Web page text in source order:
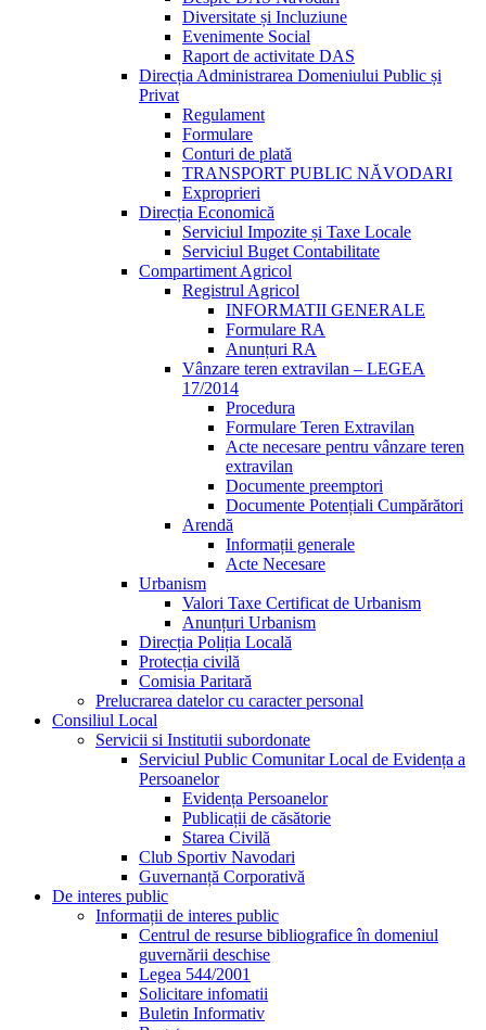
Diversitate și Incluziune
Evenimente Social
Raport de activitate DAS
Direcția Administrarea Domeniului Public și
Privat
Regulament
Formulare
Conturi de plată
TRANSPORT PUBLIC NĂVODARI
Exproprieri
Direcția Economică
Serviciul Impozite și Taxe Locale
Serviciul Buget Contabilitate
Compartiment Agricol
Registrul Agricol
INFORMATII GENERALE
Formulare RA
Anunțuri RA
Vânzare teren extravilan – LEGEA
17/2014
Procedura
Formulare Teren Extravilan
Acte necesare pentru vânzare teren
extravilan
Documente preemptori
Documente Potențiali Cumpărători
Arendă
Informații generale
Acte Necesare
Urbanism
Valori Taxe Certificat de Urbanism
Anunțuri Urbanism
Direcția Poliția Locală
Protecția civilă
Comisia Paritară
Prelucrarea datelor cu caracter personal
Consiliul Local
Servicii si Institutii subordonate
Serviciul Public Comunitar Local de Evidența a
Persoanelor
Evidența Persoanelor
Publicații de căsătorie
Starea Civilă
Club Sportiv Navodari
Guvernanță Corporativă
De interes public
Informații de interes public
Centrul de resurse bibliografice în domeniul
guvernării deschise
Legea 544/2001
Solicitare infomatii
Buletin Informativ